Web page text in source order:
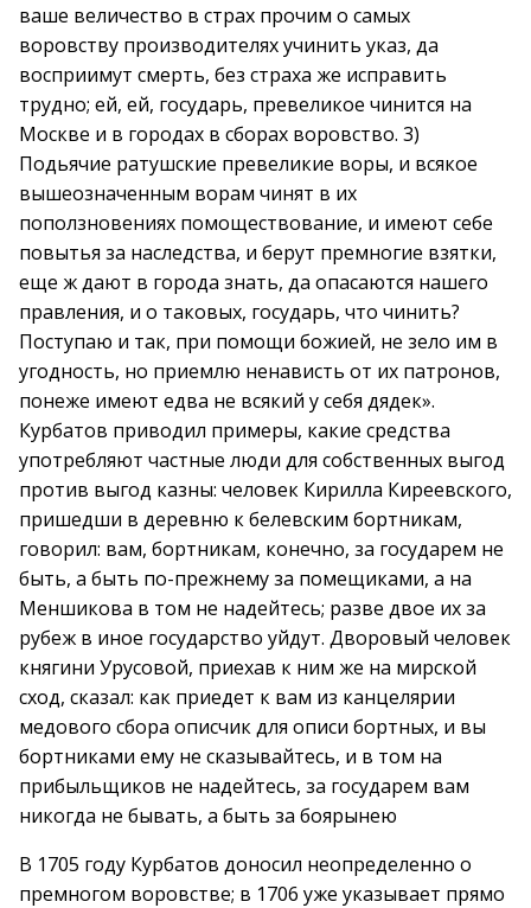
ваше величество в страх прочим о самых
воровству производителях учинить указ, да
восприимут смерть, без страха же исправить
трудно; ей, ей, государь, превеликое чинится на
Москве и в городах в сборах воровство. 3)
Подьячие ратушские превеликие воры, и всякое
вышеозначенным ворам чинят в их
поползновениях помоществование, и имеют себе
повытья за наследства, и берут премногие взятки,
еще ж дают в города знать, да опасаются нашего
правления, и о таковых, государь, что чинить?
Поступаю и так, при помощи божией, не зело им в
угодность, но приемлю ненависть от их патронов,
понеже имеют едва не всякий у себя дядек».
Курбатов приводил примеры, какие средства
употребляют частные люди для собственных выгод
против выгод казны: человек Кирилла Киреевского,
пришедши в деревню к белевским бортникам,
говорил: вам, бортникам, конечно, за государем не
быть, а быть по-прежнему за помещиками, а на
Меншикова в том не надейтесь; разве двое их за
рубеж в иное государство уйдут. Дворовый человек
княгини Урусовой, приехав к ним же на мирской
сход, сказал: как приедет к вам из канцелярии
медового сбора описчик для описи бортных, и вы
бортниками ему не сказывайтесь, и в том на
прибыльщиков не надейтесь, за государем вам
никогда не бывать, а быть за боярынею
В 1705 году Курбатов доносил неопределенно о
премногом воровстве; в 1706 уже указывает прямо